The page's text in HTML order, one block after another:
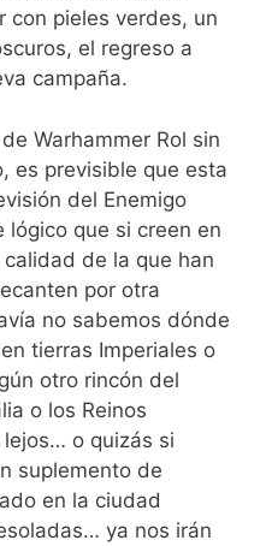
con pieles verdes, un
el regreso a
campaña.
Warhammer Rol sin
es previsible que esta
del Enemigo
lógico que si creen en
de la que han
por otra
no sabemos dónde
tierras Imperiales o
otro rincón del
o los Reinos
o quizás si
suplemento de
en la ciudad
ya nos irán